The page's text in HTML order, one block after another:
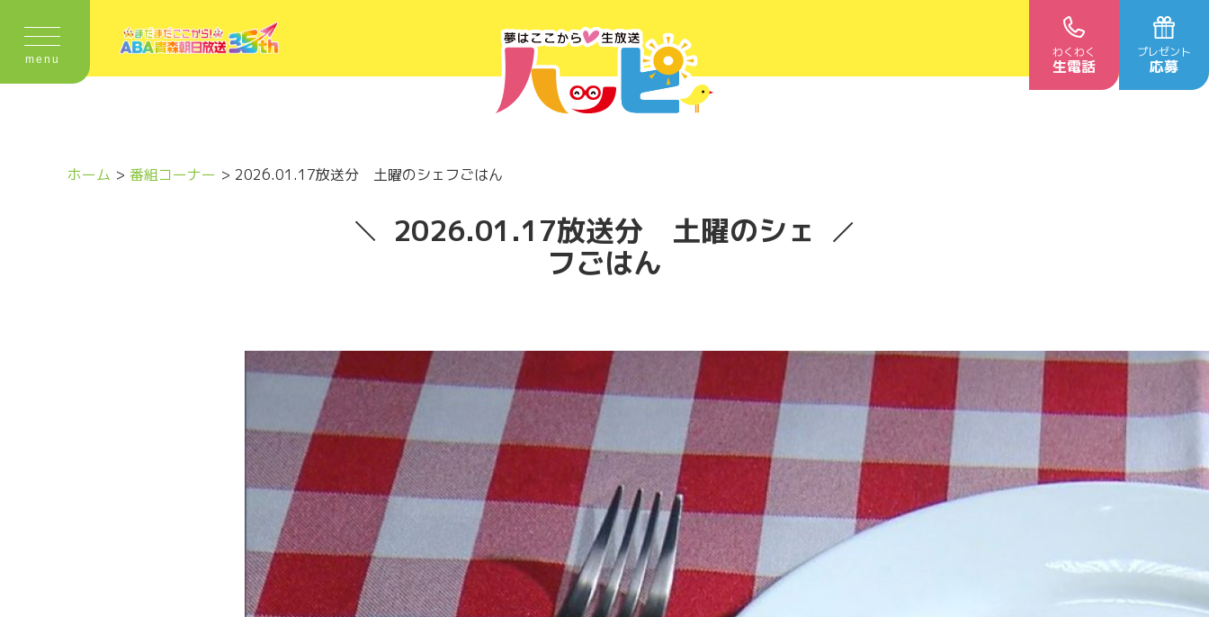
わくわく
生電話
プレゼント
応募
menu
ホーム 番組コーナー 2026.01.17放送分 土曜のシェフごはん
2026.01.17放送分 土曜のシェ
フごはん